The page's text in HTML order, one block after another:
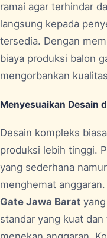
ramai agar terhindar
langsung kepada
tersedia. Dengan
biaya produksi balon
mengorbankan
Menyesuaikan Desain
Desain kompleks
produksi lebih tinggi.
yang sederhana
menghemat anggaran.
Gate Jawa Barat
standar yang kuat